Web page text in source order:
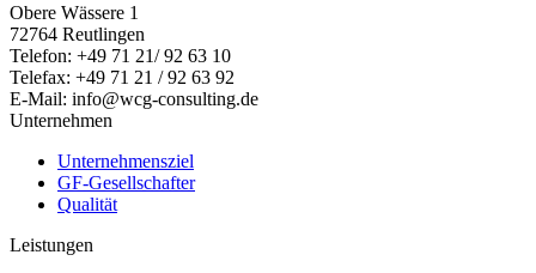
Obere Wässere 1
72764 Reutlingen
Telefon: +49 71 21/ 92 63 10
Telefax: +49 71 21 / 92 63 92
E-Mail: info@wcg-consulting.de
Unternehmen
Unternehmensziel
GF-Gesellschafter
Qualität
Leistungen